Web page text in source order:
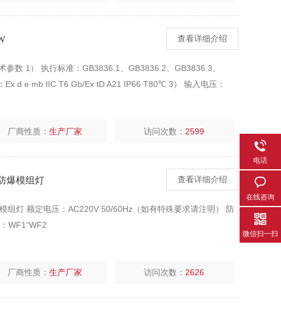
查看详细介绍
参数 1） 执行标准：GB3836.1、GB3836.2、GB3836.3、
Ex d e mb IIC T6 Gb/Ex tD A21 IP66 T80℃ 3） 输入电压：
厂商性质：生产厂家 访问次数：2599
爆模组灯 查看详细介绍
组灯 额定电压：AC220V 50/60Hz（如有特殊要求请注明） 防
WF1“WF2
厂商性质：生产厂家 访问次数：2626
电话
在线咨询
微信扫一扫